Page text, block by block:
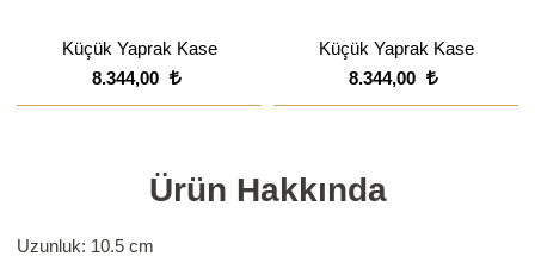
Küçük Yaprak Kase
8.344,00
Küçük Yaprak Kase
8.344,00
Ürün Hakkında
Uzunluk: 10.5 cm